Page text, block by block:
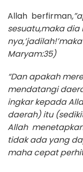
Allah berfirman
sesuatu,maka
Maryam:35)
“Dan apakah
mendatangi
ingkar kepada
daerah) itu
Allah
tidak ada yang
maha cepat